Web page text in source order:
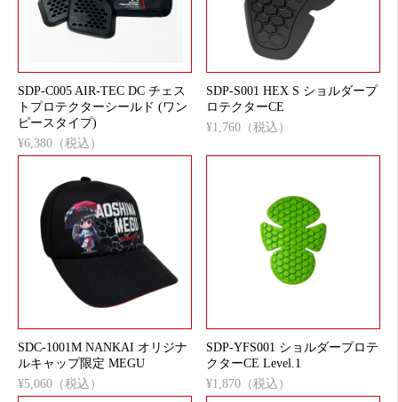
SDP-C005 AIR-TEC DC チェス
トプロテクターシールド (ワン
ピースタイプ)
¥6,380（税込）
SDP-S001 HEX S ショルダープ
ロテクターCE
¥1,760（税込）
SDC-1001M NANKAI オリジナ
ルキャップ限定 MEGU
¥5,060（税込）
SDP-YFS001 ショルダープロテ
クターCE Level.1
¥1,870（税込）